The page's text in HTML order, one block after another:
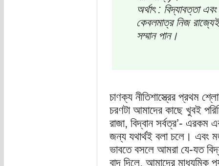
অর্থাৎ : বিদ্যাবত্তা
কেবলমাত্র নিজ
সম্মান পান।
চাণক্য নীতিশাস্ত্রের প্রথম
চরণটা আমাদের কাছে খুবই
রাজা, বিদ্বান সর্বত্র’- এরকম
জন্য যথার্থই বলা চলে। এবং
ভাবতে বসলে আমরা যে-যত
বাদ দিলে, আমাদের মাধ্যমিক